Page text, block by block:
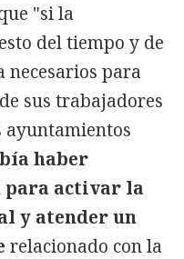
"si la
del tiempo y de
para
sus trabajadores
ayuntamientos
haber
para activar la
y atender un
relacionado con la